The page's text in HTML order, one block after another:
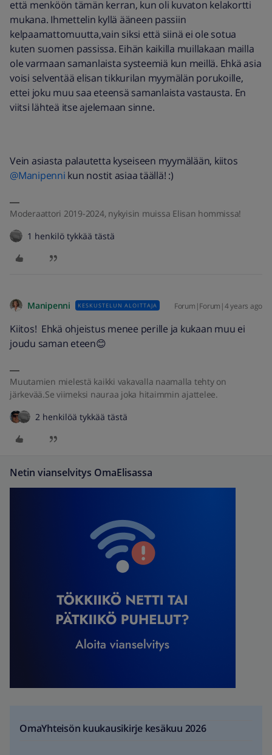
että menköön tämän kerran, kun oli kuvaton kelakortti
mukana. Ihmettelin kyllä ääneen passiin
kelpaamattomuutta,vain siksi että siinä ei ole sotua
kuten suomen passissa. Eihän kaikilla muillakaan mailla
ole varmaan samanlaista systeemiä kun meillä. Ehkä asia
voisi selventää elisan tikkurilan myymälän porukoille,
ettei joku muu saa eteensä samanlaista vastausta. En
viitsi lähteä itse ajelemaan sinne.
Vein asiasta palautetta kyseiseen myymälään, kiitos
@Manipenni kun nostit asiaa täällä! :)
Moderaattori 2019-2024, nykyisin muissa Elisan hommissa!
1 henkilö tykkää tästä
Manipenni KESKUSTELUN ALOITTAJA Forum|Forum|4 years ago
Kiitos! Ehkä ohjeistus menee perille ja kukaan muu ei
joudu saman eteen😊
Muutamien mielestä kaikki vakavalla naamalla tehty on
järkevää.Se viimeksi nauraa joka hitaimmin ajattelee.
2 henkilöä tykkää tästä
Netin vianselvitys OmaElisassa
OmaYhteisön kuukausikirje kesäkuu 2026